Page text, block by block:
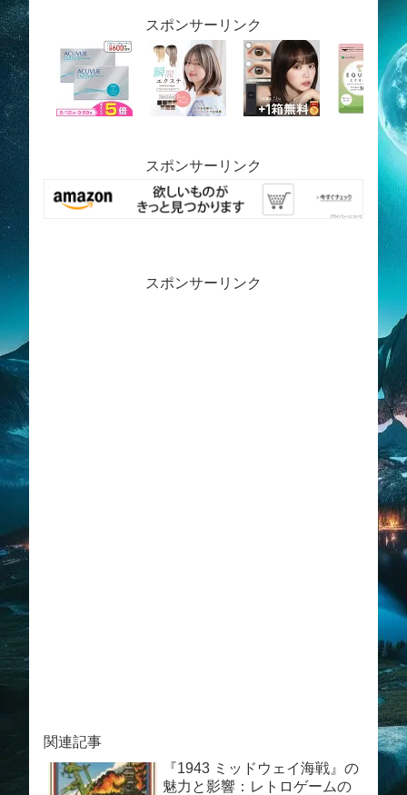
スポンサーリンク
スポンサーリンク
スポンサーリンク
関連記事
『1943 ミッドウェイ海戦』の
魅力と影響：レトロゲームの